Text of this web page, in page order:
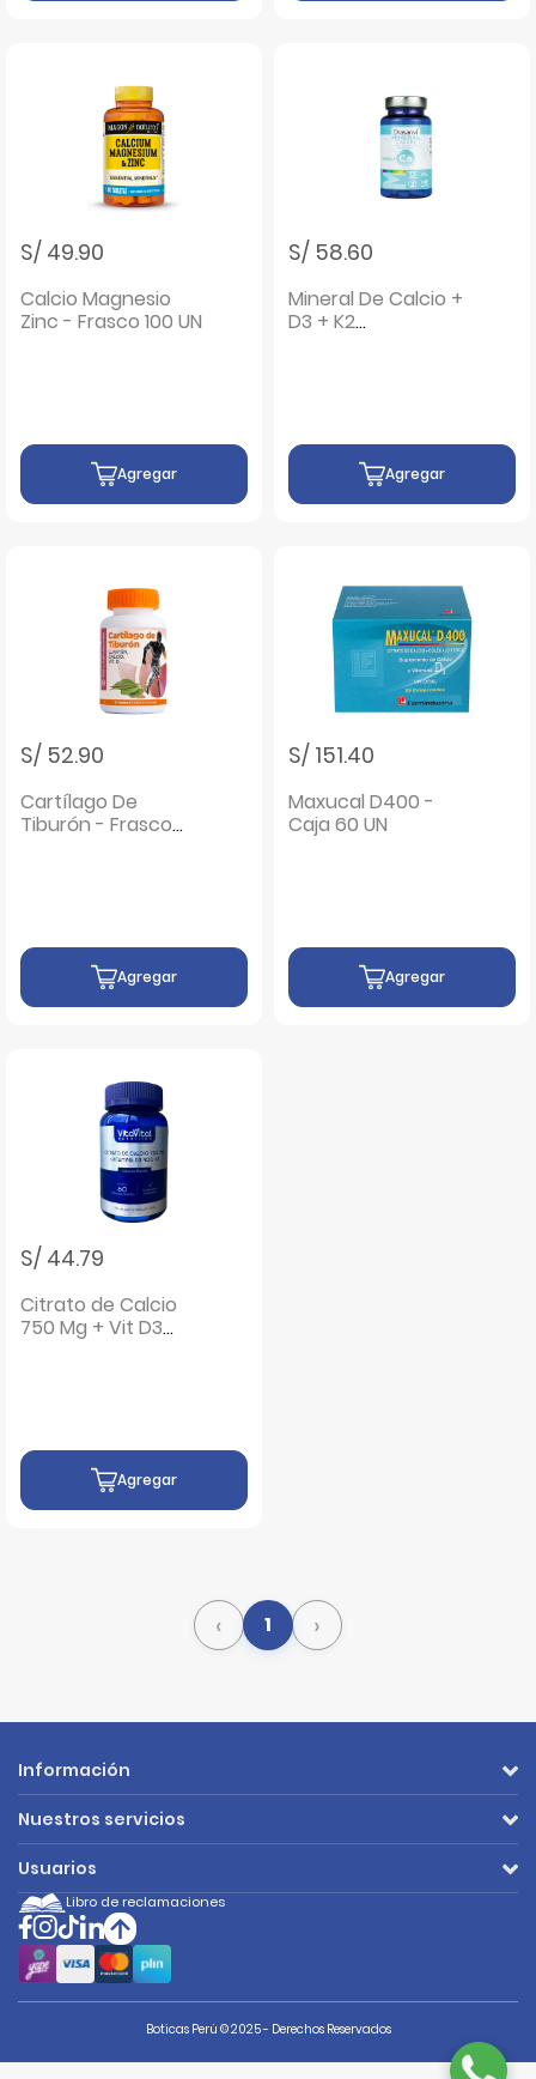
S/ 49.90
Calcio Magnesio
Zinc - Frasco 100 UN
Agregar
S/ 58.60
Mineral De Calcio +
D3 + K2
Agregar
S/ 52.90
Cartílago De
Tiburón - Frasco
Agregar
S/ 151.40
Maxucal D400 -
Caja 60 UN
Agregar
S/ 44.79
Citrato de Calcio
750 Mg + Vit D3
Agregar
‹ 1 ›
Información
Nuestros servicios
Usuarios
Libro de reclamaciones
Boticas Perú © 2025 - Derechos Reservados